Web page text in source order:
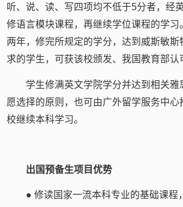
听、说、读、写四项均不低于5分者，经
修语言模块课程，再继续学位课程的学习
两年，修完所规定的学分，达到威斯敏斯
求的学生，可获该校颁发、我国教育部认
学生修满英文学院学分并达到相关雅
愿选择的原则，也可由广外留学服务中心
校继续本科学习。
出国预备生项目优势
● 修读国家一流本科专业的基础课程